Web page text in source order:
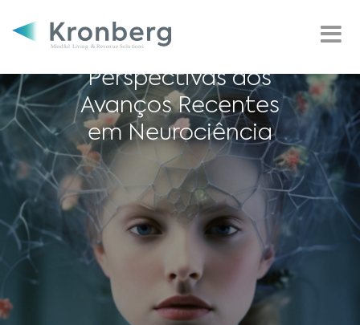
Inteligência
Emocional:
Perspectivas dos
Avanços Recentes
em Neurociência